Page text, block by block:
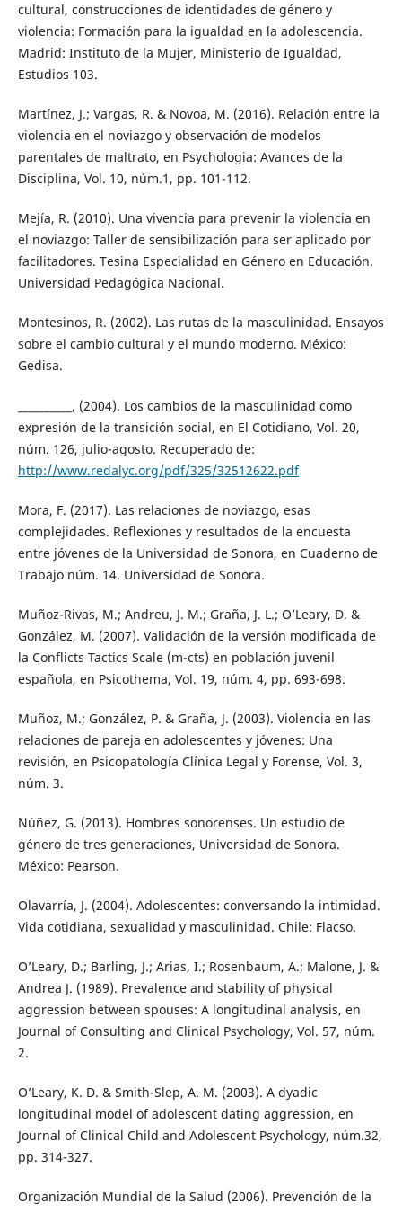
cultural, construcciones de identidades de género y
violencia: Formación para la igualdad en la adolescencia.
Madrid: Instituto de la Mujer, Ministerio de Igualdad,
Estudios 103.
Martínez, J.; Vargas, R. & Novoa, M. (2016). Relación entre la
violencia en el noviazgo y observación de modelos
parentales de maltrato, en Psychologia: Avances de la
Disciplina, Vol. 10, núm.1, pp. 101-112.
Mejía, R. (2010). Una vivencia para prevenir la violencia en
el noviazgo: Taller de sensibilización para ser aplicado por
facilitadores. Tesina Especialidad en Género en Educación.
Universidad Pedagógica Nacional.
Montesinos, R. (2002). Las rutas de la masculinidad. Ensayos
sobre el cambio cultural y el mundo moderno. México:
Gedisa.
__________, (2004). Los cambios de la masculinidad como
expresión de la transición social, en El Cotidiano, Vol. 20,
núm. 126, julio-agosto. Recuperado de:
http://www.redalyc.org/pdf/325/32512622.pdf
Mora, F. (2017). Las relaciones de noviazgo, esas
complejidades. Reflexiones y resultados de la encuesta
entre jóvenes de la Universidad de Sonora, en Cuaderno de
Trabajo núm. 14. Universidad de Sonora.
Muñoz-Rivas, M.; Andreu, J. M.; Graña, J. L.; O’Leary, D. &
González, M. (2007). Validación de la versión modificada de
la Conflicts Tactics Scale (m-cts) en población juvenil
española, en Psicothema, Vol. 19, núm. 4, pp. 693-698.
Muñoz, M.; González, P. & Graña, J. (2003). Violencia en las
relaciones de pareja en adolescentes y jóvenes: Una
revisión, en Psicopatología Clínica Legal y Forense, Vol. 3,
núm. 3.
Núñez, G. (2013). Hombres sonorenses. Un estudio de
género de tres generaciones, Universidad de Sonora.
México: Pearson.
Olavarría, J. (2004). Adolescentes: conversando la intimidad.
Vida cotidiana, sexualidad y masculinidad. Chile: Flacso.
O’Leary, D.; Barling, J.; Arias, I.; Rosenbaum, A.; Malone, J. &
Andrea J. (1989). Prevalence and stability of physical
aggression between spouses: A longitudinal analysis, en
Journal of Consulting and Clinical Psychology, Vol. 57, núm.
2.
O’Leary, K. D. & Smith-Slep, A. M. (2003). A dyadic
longitudinal model of adolescent dating aggression, en
Journal of Clinical Child and Adolescent Psychology, núm.32,
pp. 314-327.
Organización Mundial de la Salud (2006). Prevención de la